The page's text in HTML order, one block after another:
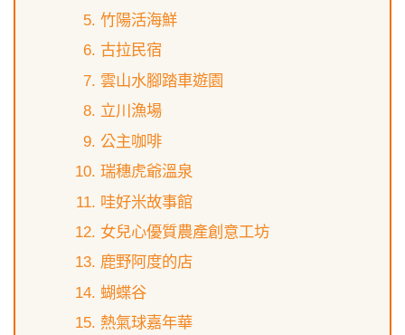
竹陽活海鮮
古拉民宿
雲山水腳踏車遊園
立川漁場
公主咖啡
瑞穗虎爺溫泉
哇好米故事館
女兒心優質農產創意工坊
鹿野阿度的店
蝴蝶谷
熱氣球嘉年華